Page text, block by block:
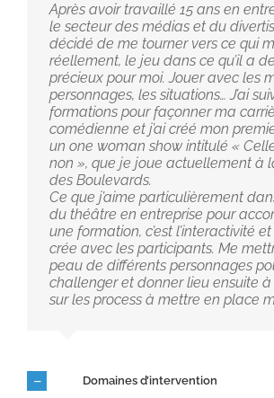
Après avoir travaillé 15 ans en
le secteur des médias et du
décidé de me tourner vers ce qui
réellement, le jeu dans ce qu’il a
précieux pour moi. Jouer avec les
personnages, les situations… J’ai
formations pour façonner ma
comédienne et j’ai créé mon
un one woman show intitulé «
non », que je joue actuellement à
des Boulevards.
Ce que j’aime particulièrement
du théâtre en entreprise pour
une formation, c’est l’interactivité
crée avec les participants. Me
peau de différents personnages
challenger et donner lieu ensuite
sur les process à mettre en place
Domaines d’intervention